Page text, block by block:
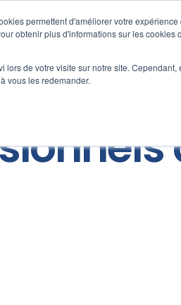
permettent d'améliorer votre
obtenir plus d'informations sur les
de votre visite sur notre site.
vous les redemander.